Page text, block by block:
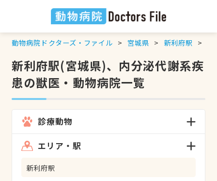
動物病院ドクターズ・ファイル 宮城県 新利府駅
新利府駅(宮城県)、内分泌代謝系疾
患の獣医・動物病院一覧
診療動物
エリア・駅
新利府駅